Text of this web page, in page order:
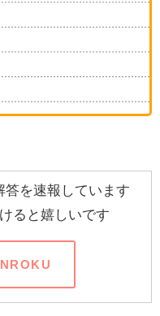
答を速報しています
ると嬉しいです